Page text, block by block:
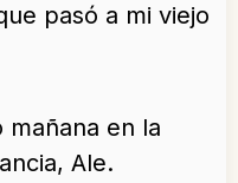
pasó a mi viejo
mañana en la
Ale.